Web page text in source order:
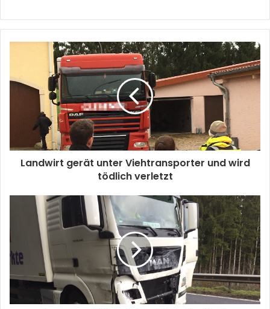
Landwirt gerät unter Viehtransporter und wird
tödlich verletzt